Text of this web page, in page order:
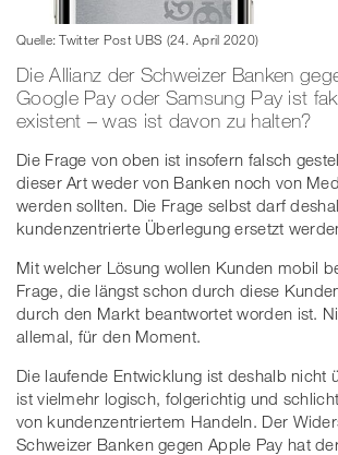
Quelle: Twitter Post UBS (24. April 2020)
Die Allianz der Schweizer Banken
Google Pay oder Samsung Pay ist
existent – was ist davon zu halten?
Die Frage von oben ist insofern falsch
dieser Art weder von Banken noch von
werden sollten. Die Frage selbst darf
kundenzentrierte Überlegung ersetzt
Mit welcher Lösung wollen Kunden mobil
Frage, die längst schon durch diese
durch den Markt beantwortet worden ist.
allemal, für den Moment.
Die laufende Entwicklung ist deshalb nicht
ist vielmehr logisch, folgerichtig und
von kundenzentriertem Handeln. Der
Schweizer Banken gegen Apple Pay hat